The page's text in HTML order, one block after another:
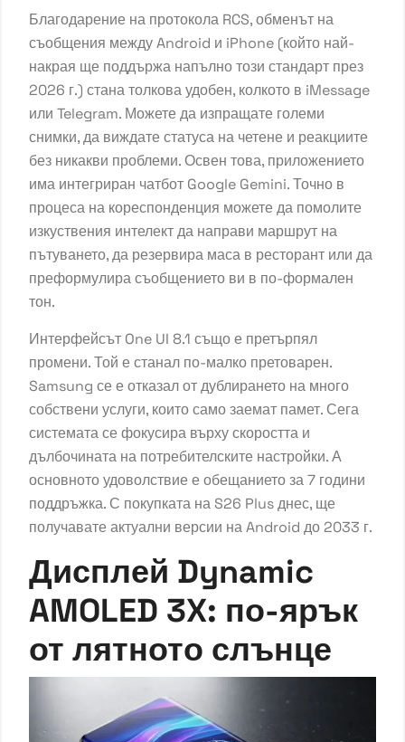
Благодарение на протокола RCS, обменът на
съобщения между Android и iPhone (който най-
накрая ще поддържа напълно този стандарт през
2026 г.) стана толкова удобен, колкото в iMessage
или Telegram. Можете да изпращате големи
снимки, да виждате статуса на четене и реакциите
без никакви проблеми. Освен това, приложението
има интегриран чатбот Google Gemini. Точно в
процеса на кореспонденция можете да помолите
изкуствения интелект да направи маршрут на
пътуването, да резервира маса в ресторант или да
преформулира съобщението ви в по-формален
тон.
Интерфейсът One UI 8.1 също е претърпял
промени. Той е станал по-малко претоварен.
Samsung се е отказал от дублирането на много
собствени услуги, които само заемат памет. Сега
системата се фокусира върху скоростта и
дълбочината на потребителските настройки. А
основното удоволствие е обещанието за 7 години
поддръжка. С покупката на S26 Plus днес, ще
получавате актуални версии на Android до 2033 г.
Дисплей Dynamic
AMOLED 3X: по-ярък
от лятното слънце